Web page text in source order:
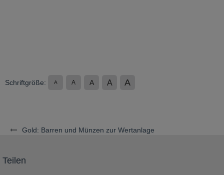
Gold: Barren und Münzen zur Wertanlage
Schriftgröße: A A A A A
Teilen